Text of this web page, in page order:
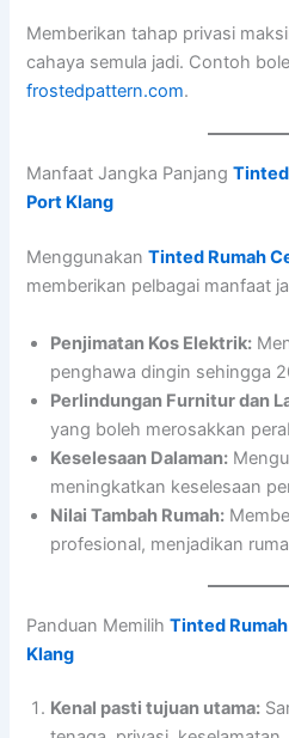
Memberikan tahap privasi
cahaya semula jadi. Contoh
frostedpattern.com.
Manfaat Jangka Panjang
Port Klang
MenggunakanTinted Rumah
memberikan pelbagai manfaat
Penjimatan Kos Elektrik:
penghawa dingin sehingga
Perlindungan Furnitur dan
yang boleh merosakkan
Keselesaan Dalaman:
meningkatkan keselesaan
Nilai Tambah Rumah:
profesional, menjadikan
Panduan MemilihTinted
Klang
Kenal pasti tujuan utama: